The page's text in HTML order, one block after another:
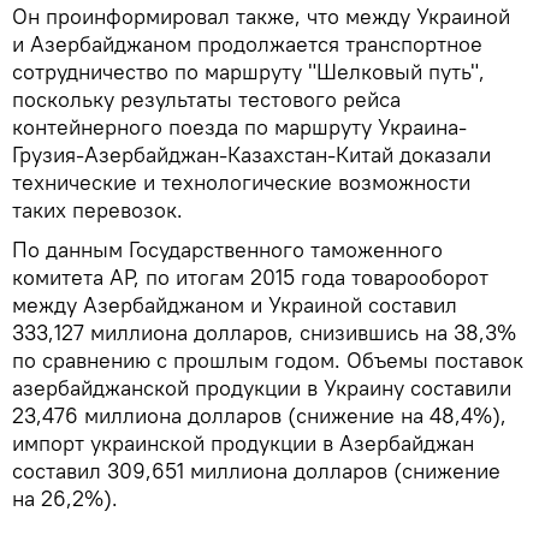
Он проинформировал также, что между Украиной
и Азербайджаном продолжается транспортное
сотрудничество по маршруту "Шелковый путь",
поскольку результаты тестового рейса
контейнерного поезда по маршруту Украина-
Грузия-Азербайджан-Казахстан-Китай доказали
технические и технологические возможности
таких перевозок.
По данным Государственного таможенного
комитета АР, по итогам 2015 года товарооборот
между Азербайджаном и Украиной составил
333,127 миллиона долларов, снизившись на 38,3%
по сравнению с прошлым годом. Объемы поставок
азербайджанской продукции в Украину составили
23,476 миллиона долларов (снижение на 48,4%),
импорт украинской продукции в Азербайджан
составил 309,651 миллиона долларов (снижение
на 26,2%).